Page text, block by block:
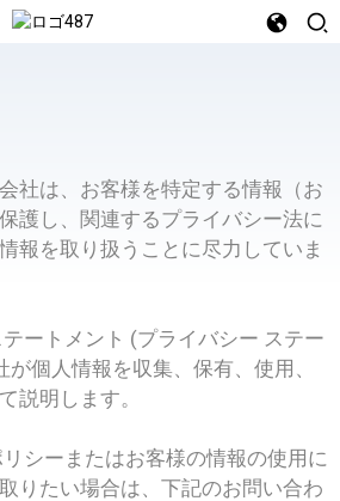
社は、お客様を特定する情報（お
護し、関連するプライバシー法に
報を取り扱うことに尽力していま
ートメント (プライバシー ステー
が個人情報を収集、保有、使用、
説明します。
シーまたはお客様の情報の使用に
りたい場合は、下記のお問い合わ